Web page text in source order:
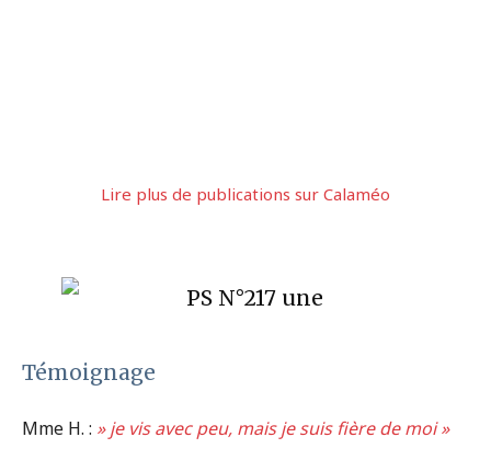
Lire plus de publications sur Calaméo
Témoignage
Mme H. : » je vis avec peu, mais je suis fière de moi »